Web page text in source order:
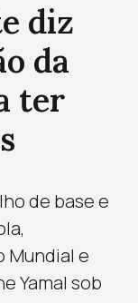
diz
da
ter
de base e
Mundial e
Yamal sob